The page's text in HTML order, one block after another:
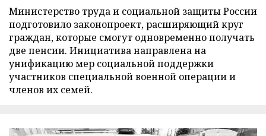
Министерство труда и социальной защиты России
подготовило законопроект, расширяющий круг
граждан, которые смогут одновременно получать
две пенсии. Инициатива направлена на
унификацию мер социальной поддержки
участников специальной военной операции и
членов их семей.